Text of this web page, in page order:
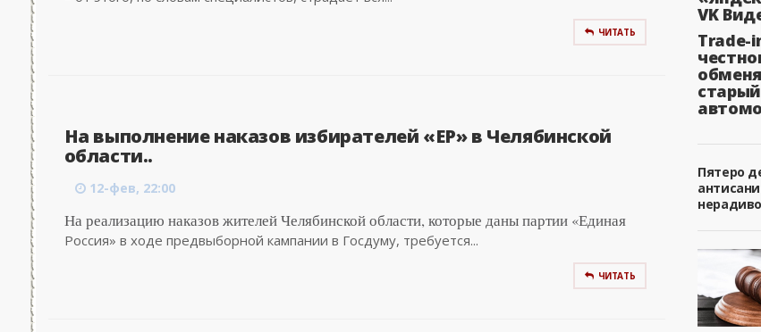
ЧИТАТЬ
На выполнение наказов избирателей «ЕР» в Челябинской
области..
12-фев, 22:00
На реализацию наказов жителей Челябинской области, которые даны партии «Единая
Россия» в ходе предвыборной кампании в Госдуму, требуется...
ЧИТАТЬ
VK
Trade-
старый
Пятеро